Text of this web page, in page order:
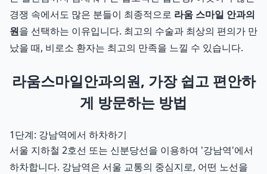
경쟁 속에서도 많은 분들이 최종적으로 라움 스마일 안과의
원을 선택하는 이유입니다. 최고의 수술과 최상의 편의가 만
났을 때, 비로소 환자는 최고의 만족을 느낄 수 있습니다.
라움스마일안과의원, 가장 쉽고 편안하
게 방문하는 방법
1단계: 강남역에서 하차하기
서울 지하철 2호선 또는 신분당선을 이용하여 '강남역'에서
하차합니다. 강남역은 서울 교통의 중심지로, 어떤 노선을